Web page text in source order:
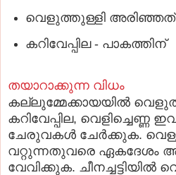
വെളുത്തുള്ളി അരിഞ്ഞത്‌
കറിവേപ്പില - പാകത്തിന്‌
തയാറാക്കുന്ന വിധം
കല്ലുമ്മേക്കായയില്‍
കറിവേപ്പില, വെളിച്ചെണ്ണ
ചേരുവകള്‍ ചേര്‍ക്കുക.
വറ്റുന്നതുവരെ ഏകദേശം
വേവിക്കുക. ചീനച്ചട്ടിയില്‍